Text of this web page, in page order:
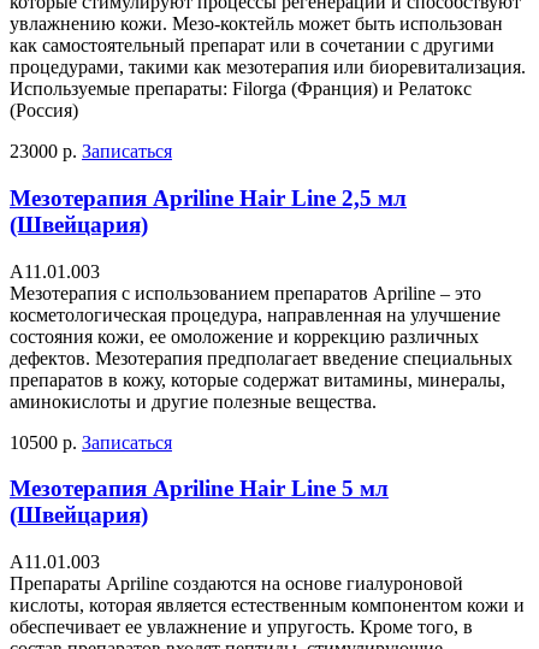
увлажнению кожи. Мезо-коктейль может быть использован
как самостоятельный препарат или в сочетании с другими
процедурами, такими как мезотерапия или биоревитализация.
Используемые препараты: Filorga (Франция) и Релатокс
(Россия)
23000 р. Записаться
Мезотерапия Apriline Hair Line 2,5 мл
(Швейцария)
А11.01.003
Мезотерапия с использованием препаратов Apriline – это
косметологическая процедура, направленная на улучшение
состояния кожи, ее омоложение и коррекцию различных
дефектов. Мезотерапия предполагает введение специальных
препаратов в кожу, которые содержат витамины, минералы,
аминокислоты и другие полезные вещества.
10500 р. Записаться
Мезотерапия Apriline Hair Line 5 мл
(Швейцария)
А11.01.003
Препараты Apriline создаются на основе гиалуроновой
кислоты, которая является естественным компонентом кожи и
обеспечивает ее увлажнение и упругость. Кроме того, в